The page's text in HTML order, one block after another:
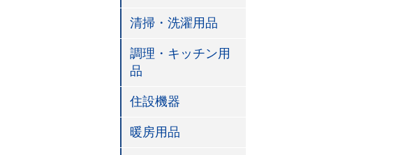
清掃・洗濯用品
調理・キッチン用
品
住設機器
暖房用品